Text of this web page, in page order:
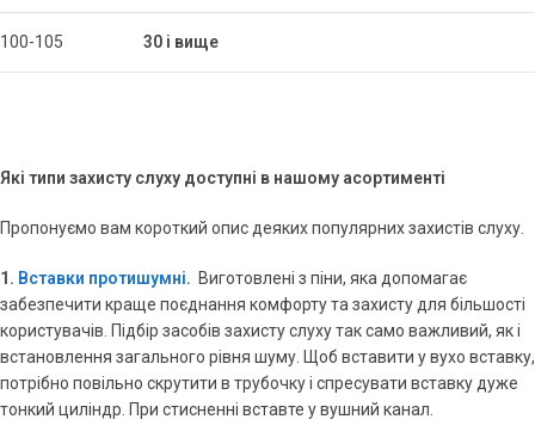
100-105 30 і вище
Які типи захисту слуху доступні в нашому асортименті
Пропонуємо вам короткий опис деяких популярних захистів слуху.
1. Вставки протишумні. Виготовлені з піни, яка допомагає
забезпечити краще поєднання комфорту та захисту для більшості
користувачів. Підбір засобів захисту слуху так само важливий, як і
встановлення загального рівня шуму. Щоб вставити у вухо вставку,
потрібно повільно скрутити в трубочку і спресувати вставку дуже
тонкий циліндр. При стисненні вставте у вушний канал.